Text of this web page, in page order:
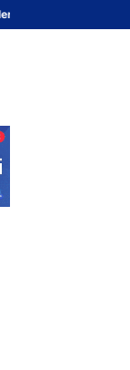
HUT ke-81